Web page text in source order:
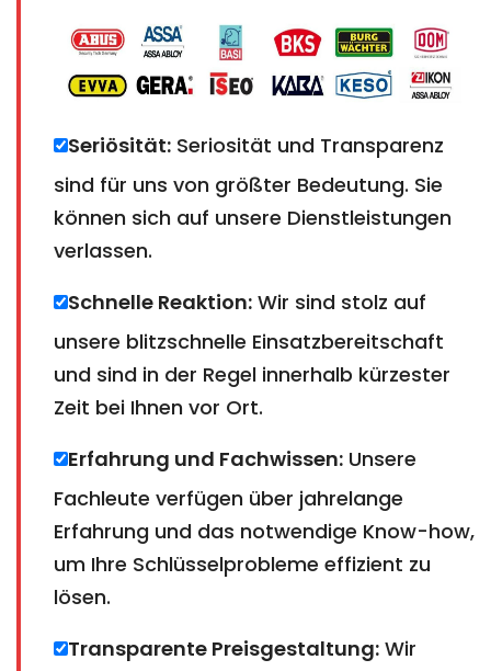
Seriösität: Seriosität und Transparenz
sind für uns von größter Bedeutung. Sie
können sich auf unsere Dienstleistungen
verlassen.
Schnelle Reaktion: Wir sind stolz auf
unsere blitzschnelle Einsatzbereitschaft
und sind in der Regel innerhalb kürzester
Zeit bei Ihnen vor Ort.
Erfahrung und Fachwissen: Unsere
Fachleute verfügen über jahrelange
Erfahrung und das notwendige Know-how,
um Ihre Schlüsselprobleme effizient zu
lösen.
Transparente Preisgestaltung: Wir